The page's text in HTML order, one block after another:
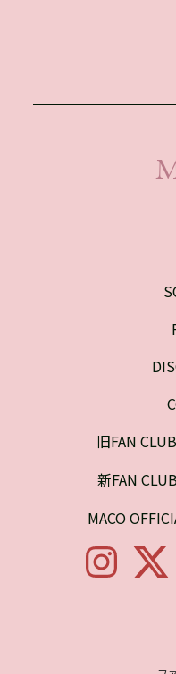
旧FAN
新FAN
MACO